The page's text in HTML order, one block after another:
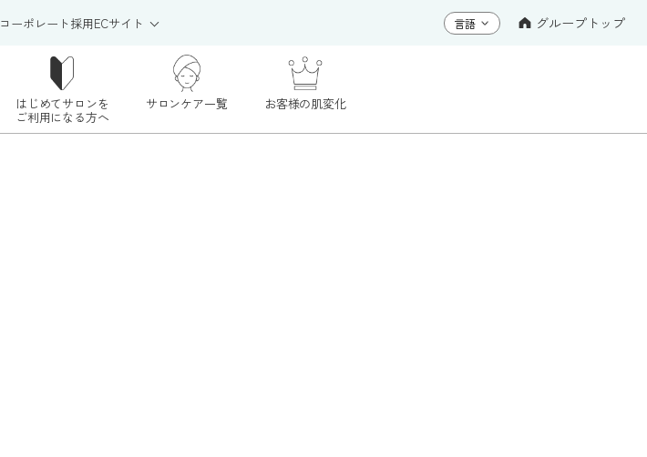
コーポレート採用ECサイト グループトップ
はじめてサロンを
ご利用になる方へ
サロンケア一覧 お客様の肌変化